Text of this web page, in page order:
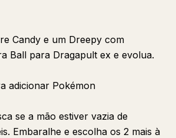
Candy e um Dreepy com
Ball para Dragapult ex e evolua.
adicionar Pokémon
se a mão estiver vazia de
Embaralhe e escolha os 2 mais à